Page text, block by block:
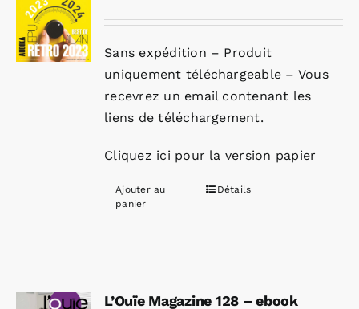
Sans expédition – Produit
uniquement téléchargeable – Vous
recevrez un email contenant les
liens de téléchargement.
Cliquez ici pour la version papier
Ajouter au
panier
Détails
L’Ouïe Magazine 128 – ebook